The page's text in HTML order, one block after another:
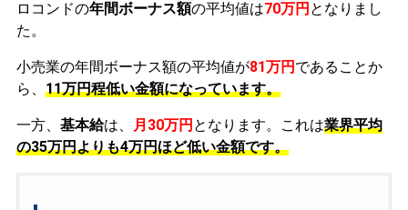
ロコンドの年間ボーナス額の平均値は70万円 となりまし
た。
小売業の年間ボーナス額の平均値が81万円 であることか
ら、 11万円程低い金額になっています。
一方、 基本給は、 月30万円 となります。これは業界平均
の35万円よりも4万円ほど低い金額です。